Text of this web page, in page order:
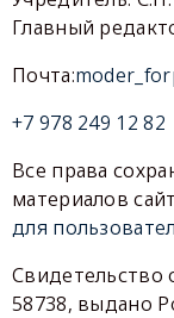
Главный
Почта:
+7 978 249 12 82
Все права
материалов
для
58738, выдано